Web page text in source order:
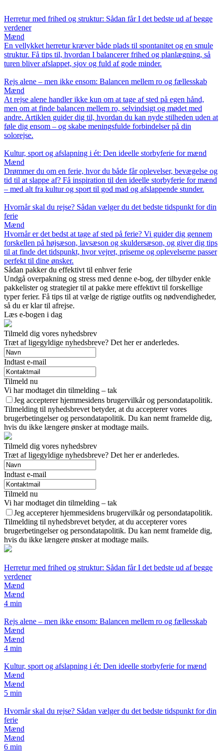
Herretur med frihed og struktur: Sådan får I det bedste ud af begge
verdener
Mænd
En vellykket herretur kræver både plads til spontanitet og en smule
struktur. Få tips til, hvordan I balancerer frihed og planlægning, så
turen bliver afslappet, sjov og fuld af gode minder.
Rejs alene – men ikke ensom: Balancen mellem ro og fællesskab
Mænd
At rejse alene handler ikke kun om at tage af sted på egen hånd,
men om at finde balancen mellem ro, selvindsigt og mødet med
andre. Artiklen guider dig til, hvordan du kan nyde stilheden uden at
føle dig ensom – og skabe meningsfulde forbindelser på din
solorejse.
Kultur, sport og afslapning i ét: Den ideelle storbyferie for mænd
Mænd
Drømmer du om en ferie, hvor du både får oplevelser, bevægelse og
tid til at slappe af? Få inspiration til den ideelle storbyferie for mænd
– med alt fra kultur og sport til god mad og afslappende stunder.
Hvornår skal du rejse? Sådan vælger du det bedste tidspunkt for din
ferie
Mænd
Hvornår er det bedst at tage af sted på ferie? Vi guider dig gennem
forskellen på højsæson, lavsæson og skuldersæson, og giver dig tips
til at finde det tidspunkt, hvor vejret, priserne og oplevelserne passer
perfekt til dine ønsker.
Sådan pakker du effektivt til enhver ferie
Undgå overpakning og stress med denne e-bog, der tilbyder enkle
pakkelister og strategier til at pakke mere effektivt til forskellige
typer ferier. Få tips til at vælge de rigtige outfits og nødvendigheder,
så du er klar til afrejse.
Læs e-bogen i dag
Tilmeld dig vores nyhedsbrev
Træt af ligegyldige nyhedsbreve? Det her er anderledes.
Indtast e-mail
Tilmeld nu
Vi har modtaget din tilmelding – tak
Jeg accepterer hjemmesidens brugervilkår og persondatapolitik.
Tilmelding til nyhedsbrevet betyder, at du accepterer vores
brugerbetingelser og persondatapolitik. Du kan nemt framelde dig,
hvis du ikke længere ønsker at modtage mails.
Tilmeld dig vores nyhedsbrev
Træt af ligegyldige nyhedsbreve? Det her er anderledes.
Indtast e-mail
Tilmeld nu
Vi har modtaget din tilmelding – tak
Jeg accepterer hjemmesidens brugervilkår og persondatapolitik.
Tilmelding til nyhedsbrevet betyder, at du accepterer vores
brugerbetingelser og persondatapolitik. Du kan nemt framelde dig,
hvis du ikke længere ønsker at modtage mails.
Herretur med frihed og struktur: Sådan får I det bedste ud af begge
verdener
Mænd
Mænd
4 min
Rejs alene – men ikke ensom: Balancen mellem ro og fællesskab
Mænd
Mænd
4 min
Kultur, sport og afslapning i ét: Den ideelle storbyferie for mænd
Mænd
Mænd
5 min
Hvornår skal du rejse? Sådan vælger du det bedste tidspunkt for din
ferie
Mænd
Mænd
6 min